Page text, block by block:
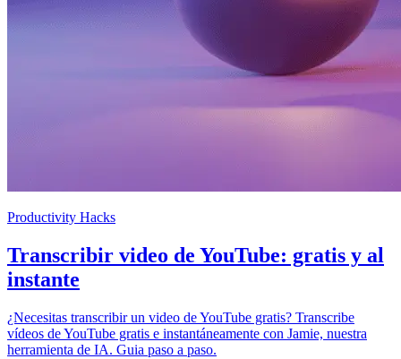
Productivity Hacks
Transcribir video de YouTube: gratis y al
instante
¿Necesitas transcribir un video de YouTube gratis? Transcribe
vídeos de YouTube gratis e instantáneamente con Jamie, nuestra
herramienta de IA. Guia paso a paso.